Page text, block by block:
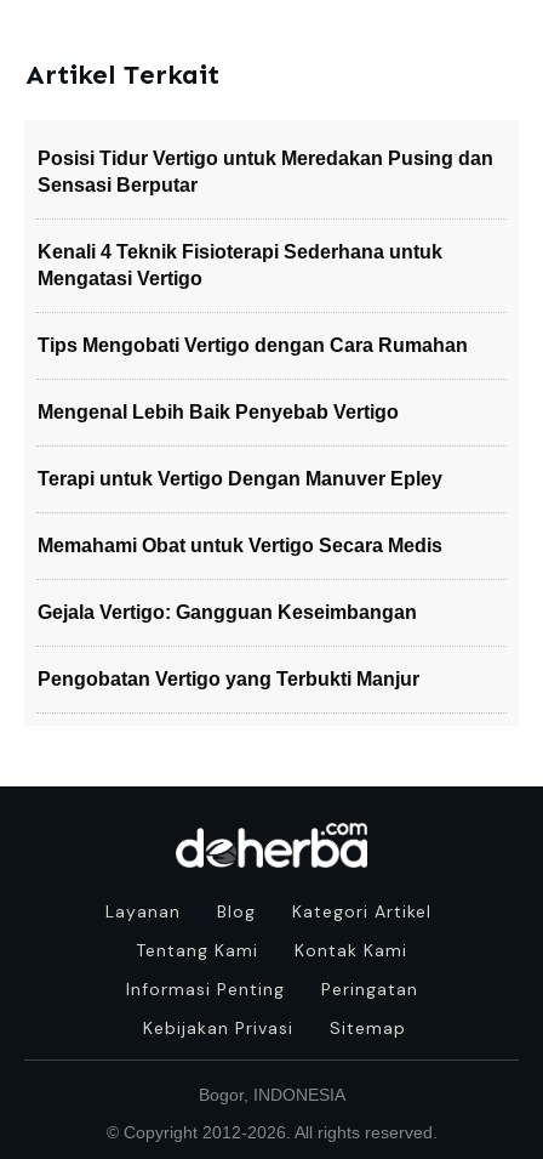
Artikel Terkait
Posisi Tidur Vertigo untuk Meredakan Pusing dan
Sensasi Berputar
Kenali 4 Teknik Fisioterapi Sederhana untuk
Mengatasi Vertigo
Tips Mengobati Vertigo dengan Cara Rumahan
Mengenal Lebih Baik Penyebab Vertigo
Terapi untuk Vertigo Dengan Manuver Epley
Memahami Obat untuk Vertigo Secara Medis
Gejala Vertigo: Gangguan Keseimbangan
Pengobatan Vertigo yang Terbukti Manjur
Layanan Blog
Kategori Artikel
Tentang Kami
Kontak Kami
Informasi Penting
Peringatan
Kebijakan Privasi
Sitemap
Bogor, INDONESIA
© Copyright 2012-2026. All rights reserved.